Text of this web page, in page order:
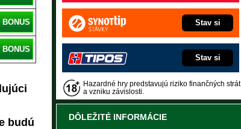
BONUS
BONUS
budú
Stav si
Stav si
Hazardné hry predstavujú riziko finančných strát
a vzniku závislosti.
DÔLEŽITÉ INFORMÁCIE